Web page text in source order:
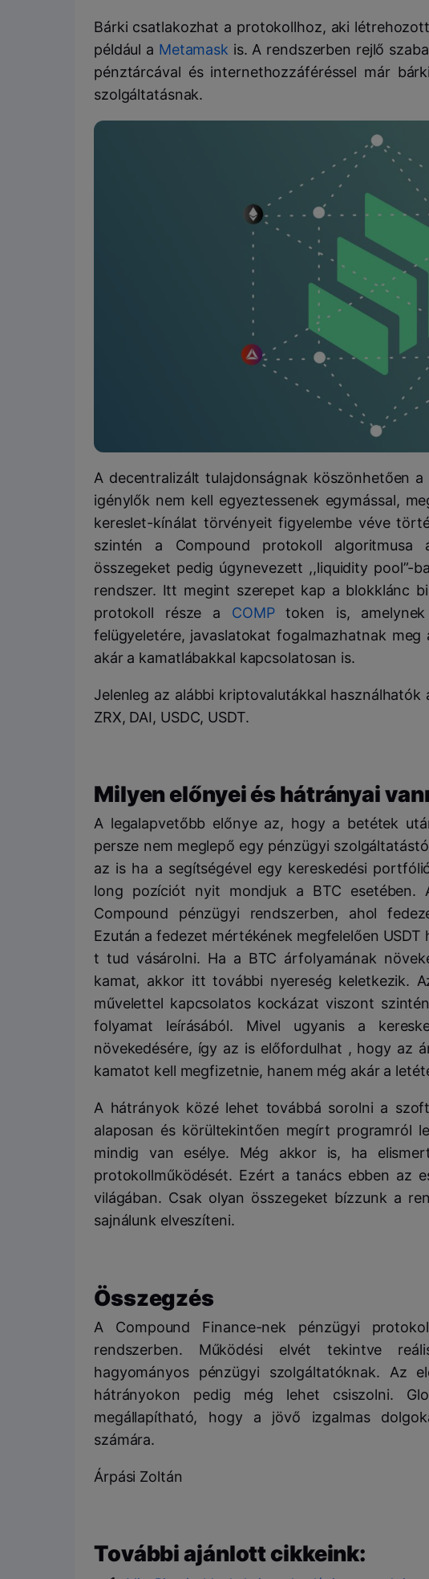
Bárki csatlakozhat a protokollhoz, aki
például a Metamask is. A rendszerben rejlő
pénztárcával és internethozzáféréssel már
szolgáltatásnak.
A decentralizált tulajdonságnak köszönhetően
igénylők nem kell egyeztessenek egymással,
kereslet-kínálat törvényeit figyelembe véve
szintén a Compound protokoll algoritmusa
összegeket pedig úgynevezett ,,liquidity pool”-
rendszer. Itt megint szerepet kap a blokklánc
protokoll része a COMPtoken is, amelynek
felügyeletére, javaslatokat fogalmazhatnak
akár a kamatlábakkal kapcsolatosan is.
Jelenleg az alábbi kriptovalutákkal használhatók
ZRX, DAI, USDC, USDT.
Milyen előnyei és hátrányai
A legalapvetőbb előnye az, hogy a betétek
persze nem meglepő egy pénzügyi
az is ha a segítségével egy kereskedési
long pozíciót nyit mondjuk a BTC esetében.
Compound pénzügyi rendszerben, ahol
Ezután a fedezet mértékének megfelelően
t tud vásárolni. Ha a BTC árfolyamának
kamat, akkor itt további nyereség keletkezik.
művelettel kapcsolatos kockázat viszont
folyamat leírásából. Mivel ugyanis a
növekedésére, így az is előfordulhat , hogy az
kamatot kell megfizetnie, hanem még akár a
A hátrányok közé lehet továbbá sorolni a
alaposan és körültekintően megírt programról
mindig van esélye. Még akkor is, ha
protokollműködését. Ezért a tanács ebben az
világában. Csak olyan összegeket bízzunk a
sajnálunk elveszíteni.
Összegzés
A Compound Finance-nek pénzügyi
rendszerben. Működési elvét tekintve
hagyományos pénzügyi szolgáltatóknak. Az
hátrányokon pedig még lehet csiszolni.
megállapítható, hogy a jövő izgalmas
számára.
Árpási Zoltán
További ajánlott cikkeink: